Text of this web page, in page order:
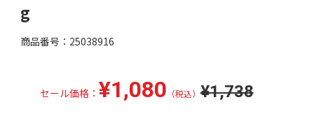
g
商品番号：25038916
セール価格： ¥1,080 （税込）¥1,738